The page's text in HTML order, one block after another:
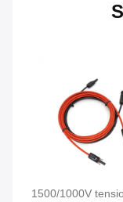
1500/1000V